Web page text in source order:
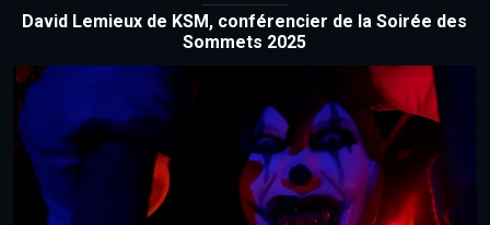
David Lemieux de KSM, conférencier de la Soirée des
Sommets 2025